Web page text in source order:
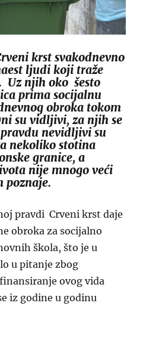
krst svakodnevno
ljudi koji traže
Uz njih oko šesto
prima socijalnu
obroka tokom
su vidljivi, za njih se
nevidljivi su
nekoliko stotina
granice, a
nije mnogo veći
poznaje.
pravdi Crveni krst daje
obroka za socijalno
škola, što je u
u pitanje zbog
ovog vida
iz godine u godinu